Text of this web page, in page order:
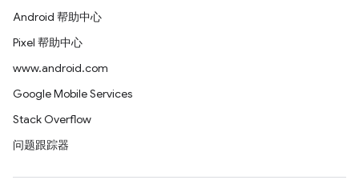
Android 帮助中心
Pixel 帮助中心
www.android.com
Google Mobile Services
Stack Overflow
问题跟踪器